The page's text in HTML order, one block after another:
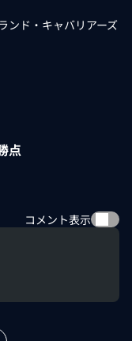
ンド・キャバリアーズ
点
コメント表示